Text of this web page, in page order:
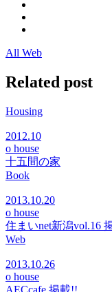
All Web
Related post
Housing
2012.10
o house
十五間の家
Book
2013.10.20
o house
住まいnet新潟vol.16
Web
2013.10.26
o house
AECcafe 掲載!!